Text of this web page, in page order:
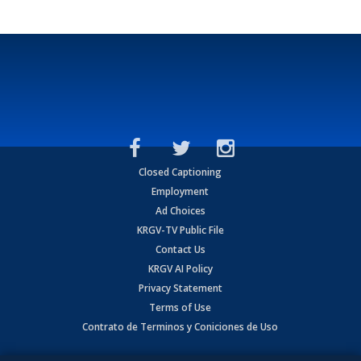
Closed Captioning
Employment
Ad Choices
KRGV-TV Public File
Contact Us
KRGV AI Policy
Privacy Statement
Terms of Use
Contrato de Terminos y Coniciones de Uso